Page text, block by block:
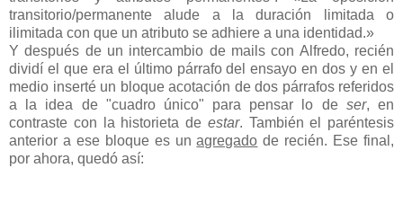
transitorio/permanente alude a la duración limitada o
ilimitada con que un atributo se adhiere a una identidad.»
Y después de un intercambio de mails con Alfredo, recién
dividí el que era el último párrafo del ensayo en dos y en el
medio inserté un bloque acotación de dos párrafos referidos
a la idea de "cuadro único" para pensar lo de ser, en
contraste con la historieta de estar. También el paréntesis
anterior a ese bloque es unagregado de recién. Ese final,
por ahora, quedó así: